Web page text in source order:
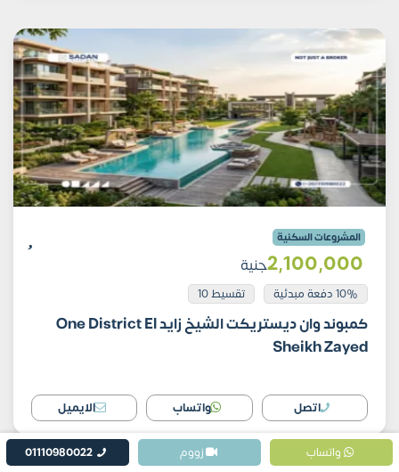
المشروعات السكنية
2٬100٬000جنية
10% دفعة مبدئية تقسيط 10
كمبوند وان ديستريكت الشيخ زايد One District El
Sheikh Zayed
اتصل واتساب الايميل
واتساب 01110980022 زووم